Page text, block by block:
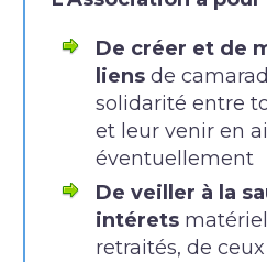
De créer et de
liens de
solidarité entre
et leur venir en
éventuellement
De veiller à la
intérets
retraités, de